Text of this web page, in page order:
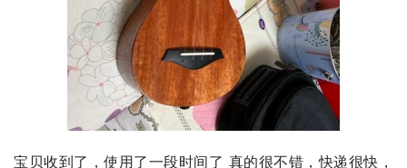
宝贝收到了，使用了一段时间了 真的很不错，快递很快，